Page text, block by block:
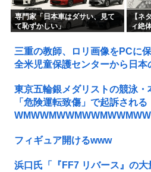
専門家「日本車はダサい、見て
て恥ずかしい」
【ネ
ィ絶
ｗｗ
ｗｗ
三重の教師、ロリ画像をPCに
全米児童保護センターから日本
東京五輪銀メダリストの競泳・
「危険運転致傷」で起訴される
フィギュア開けるwww
浜口氏「『FF7 リバース』の大